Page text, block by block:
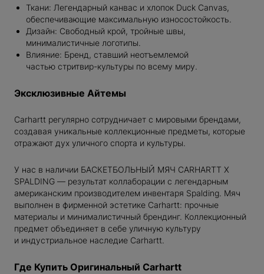
Ткани: Легендарный канвас и хлопок Duck Canvas,
обеспечивающие максимальную износостойкость.
Дизайн: Свободный крой, тройные швы,
минималистичные логотипы.
Влияние: Бренд, ставший неотъемлемой
частью стритвир-культуры по всему миру.
Эксклюзивные Айтемы
Carhartt регулярно сотрудничает с мировыми брендами,
создавая уникальные коллекционные предметы, которые
отражают дух уличного спорта и культуры.
У нас в наличии БАСКЕТБОЛЬНЫЙ МЯЧ CARHARTT X
SPALDING — результат коллаборации с легендарным
американским производителем инвентаря Spalding. Мяч
выполнен в фирменной эстетике Carhartt: прочные
материалы и минималистичный брендинг. Коллекционный
предмет объединяет в себе уличную культуру
и индустриальное наследие Carhartt.
Где Купить Оригинальный Carhartt